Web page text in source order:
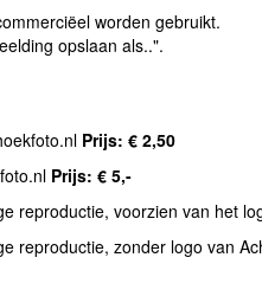
worden gebruikt.
opslaan als..".
Prijs: € 2,50
Prijs: € 5,-
reproductie, voorzien van het
reproductie, zonder logo van